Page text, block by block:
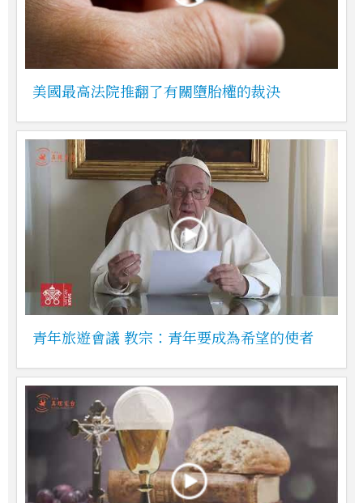
美國最高法院推翻了有關墮胎權的裁決
青年旅遊會議 教宗：青年要成為希望的使者